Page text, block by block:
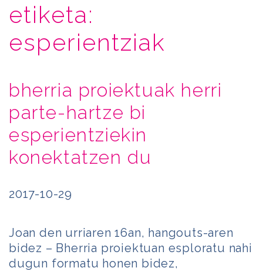
etiketa:
esperientziak
bherria proiektuak herri
parte-hartze bi
esperientziekin
konektatzen du
2017-10-29
Joan den urriaren 16an, hangouts-aren
bidez – Bherria proiektuan esploratu nahi
dugun formatu honen bidez,